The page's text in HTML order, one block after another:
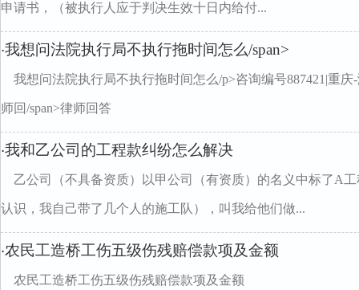
申请书，（被执行人应于判决生效十日内给付...
·我想问法院执行局不执行拖时间怎么/span>
我想问法院执行局不执行拖时间怎么/p>咨询编号887421|重庆-
师回/span>律师回答
·我和乙公司的工程款纠纷怎么解决
乙公司（不具备资质）以甲公司（有资质）的名义中标了A
认识，我自己带了几个人的施工队），叫我给他们做...
·农民工造桥工伤五级伤残赔偿款项及金额
农民工造桥工伤五级伤残赔偿款项及金额